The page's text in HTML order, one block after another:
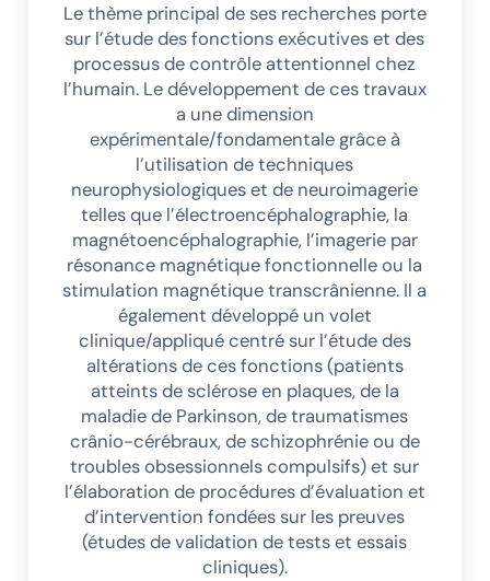
Le thème principal de ses recherches porte
sur l’étude des fonctions exécutives et des
processus de contrôle attentionnel chez
l’humain. Le développement de ces travaux
a une dimension
expérimentale/fondamentale grâce à
l’utilisation de techniques
neurophysiologiques et de neuroimagerie
telles que l’électroencéphalographie, la
magnétoencéphalographie, l’imagerie par
résonance magnétique fonctionnelle ou la
stimulation magnétique transcrânienne. Il a
également développé un volet
clinique/appliqué centré sur l’étude des
altérations de ces fonctions (patients
atteints de sclérose en plaques, de la
maladie de Parkinson, de traumatismes
crânio-cérébraux, de schizophrénie ou de
troubles obsessionnels compulsifs) et sur
l’élaboration de procédures d’évaluation et
d’intervention fondées sur les preuves
(études de validation de tests et essais
cliniques).